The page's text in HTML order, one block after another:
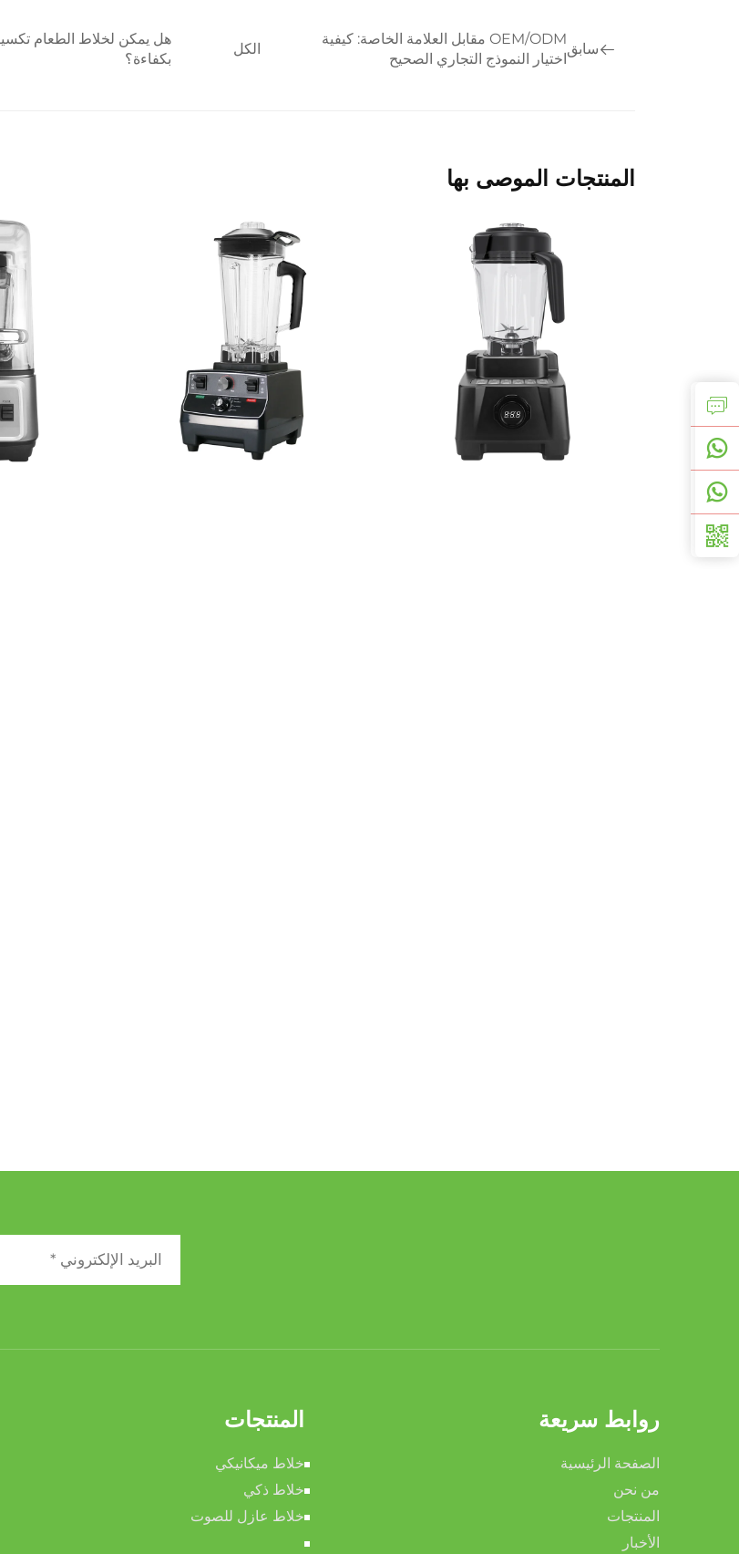
سابق
OEM/ODM مقابل العلامة الخاصة: كيفية
اختيار النموذج التجاري الصحيح
الكل
هل يمكن لخلاط الطعام
بكفاءة؟
المنتجات الموصى بها
روابط سريعة
الصفحة الرئيسية
من نحن
المنتجات
الأخبار
المنتجات
خلاط ميكانيكي
خلاط ذكي
خلاط عازل للصوت